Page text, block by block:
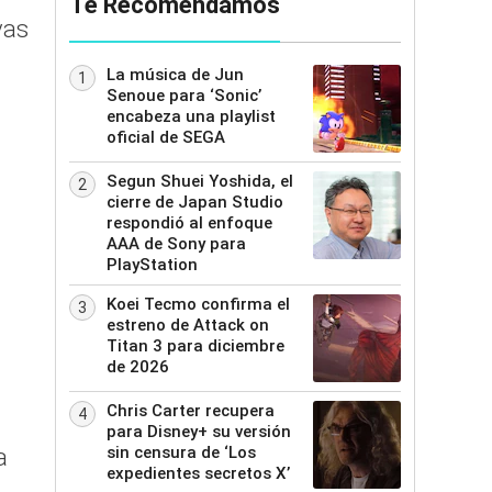
1
La música de Jun
Senoue para ‘Sonic’
encabeza una playlist
oficial de SEGA
2
Segun Shuei Yoshida, el
cierre de Japan Studio
respondió al enfoque
AAA de Sony para
PlayStation
3
Koei Tecmo confirma el
estreno de Attack on
Titan 3 para diciembre
de 2026
4
Chris Carter recupera
para Disney+ su versión
sin censura de ‘Los
expedientes secretos X’